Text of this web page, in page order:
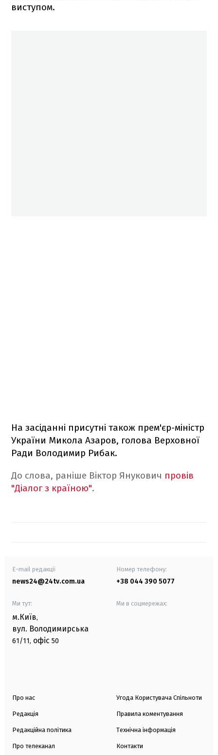
виступом.
На засіданні присутні також прем'єр-міністр
України Микола Азаров, голова Верховної
Ради Володимир Рибак.
До слова, раніше Віктор Янукович провів
"Діалог з країною".
E-mail редакції
news24@24tv.com.ua
Номер телефону:
+38 044 390 5077
Ми тут:
м.Київ,
вул. Володимирська
61/11, офіс 50
Ми в соцмережах:
Про нас
Редакція
Редакційна політика
Про телеканал
Угода Користувача Спільноти
Правила коментування
Технічна інформація
Контакти